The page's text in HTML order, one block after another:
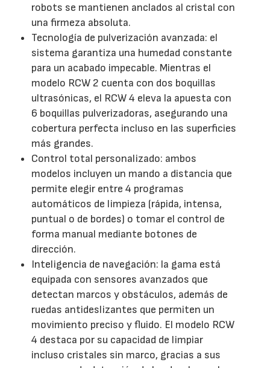
robots se mantienen anclados al cristal con
una firmeza absoluta.
Tecnología de pulverización avanzada: el
sistema garantiza una humedad constante
para un acabado impecable. Mientras el
modelo RCW 2 cuenta con dos boquillas
ultrasónicas, el RCW 4 eleva la apuesta con
6 boquillas pulverizadoras, asegurando una
cobertura perfecta incluso en las superficies
más grandes.
Control total personalizado: ambos
modelos incluyen un mando a distancia que
permite elegir entre 4 programas
automáticos de limpieza (rápida, intensa,
puntual o de bordes) o tomar el control de
forma manual mediante botones de
dirección.
Inteligencia de navegación: la gama está
equipada con sensores avanzados que
detectan marcos y obstáculos, además de
ruedas antideslizantes que permiten un
movimiento preciso y fluido. El modelo RCW
4 destaca por su capacidad de limpiar
incluso cristales sin marco, gracias a sus